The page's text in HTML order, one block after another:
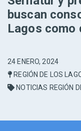
buscan
Lagos como
24 ENERO, 2024
REGIÓN DE LOS
NOTICIAS REGIÓN